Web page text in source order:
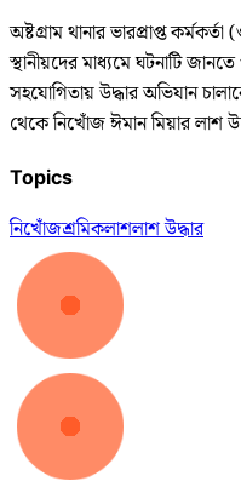
অষ্টগ্রাম থানার ভারপ্রাপ্ত
স্থানীয়দের মাধ্যমে ঘটনাটি
সহযোগিতায় উদ্ধার অভিযান
থেকে নিখোঁজ ঈমান মিয়ার লাশ
Topics
নিখোঁজশ্রমিকলাশলাশ উদ্ধার